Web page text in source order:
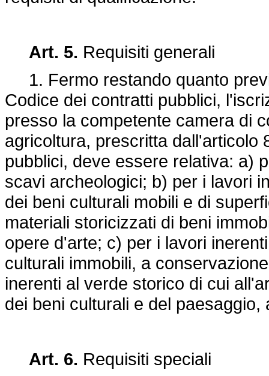
Art. 5. Requisiti generali
1. Fermo restando quanto
Codice dei contratti pubblici,
presso la competente camera di
agricoltura, prescritta dall'articolo
pubblici, deve essere relativa: a)
scavi archeologici; b) per i lavori
dei beni culturali mobili e di
materiali storicizzati di beni
opere d'arte; c) per i lavori
culturali immobili, a
inerenti al verde storico di cui
dei beni culturali e del paesaggio,
Art. 6. Requisiti speciali